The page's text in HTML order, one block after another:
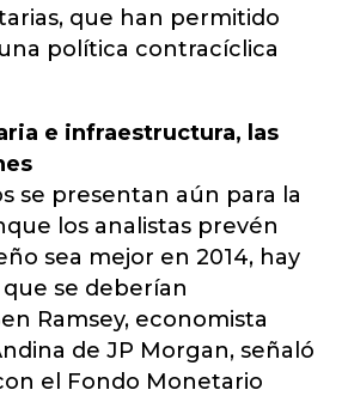
que han permitido
política contracíclica
e infraestructura, las
se presentan aún para la
los analistas prevén
sea mejor en 2014, hay
se deberían
Ramsey, economista
de JP Morgan, señaló
el Fondo Monetario